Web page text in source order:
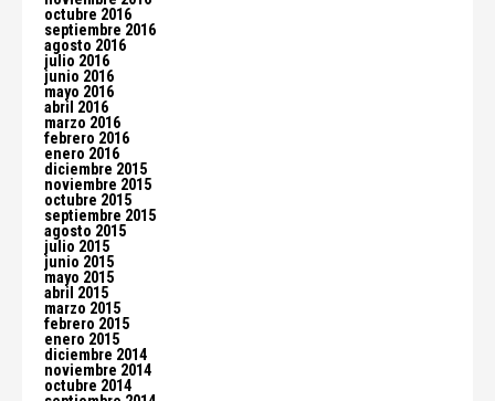
octubre 2016
septiembre 2016
agosto 2016
julio 2016
junio 2016
mayo 2016
abril 2016
marzo 2016
febrero 2016
enero 2016
diciembre 2015
noviembre 2015
octubre 2015
septiembre 2015
agosto 2015
julio 2015
junio 2015
mayo 2015
abril 2015
marzo 2015
febrero 2015
enero 2015
diciembre 2014
noviembre 2014
octubre 2014